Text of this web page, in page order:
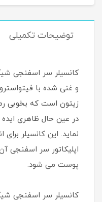
توضیحات تکمیلی
کانسیلر سر اسفنجی
و غنی شده با
زیتون است که بخوبی
در عین حال ظاهری
نماید. این کانسیلر
اپلیکاتور سر اسفنجی
پوست می شود.
کانسیلر سر اسفنجی